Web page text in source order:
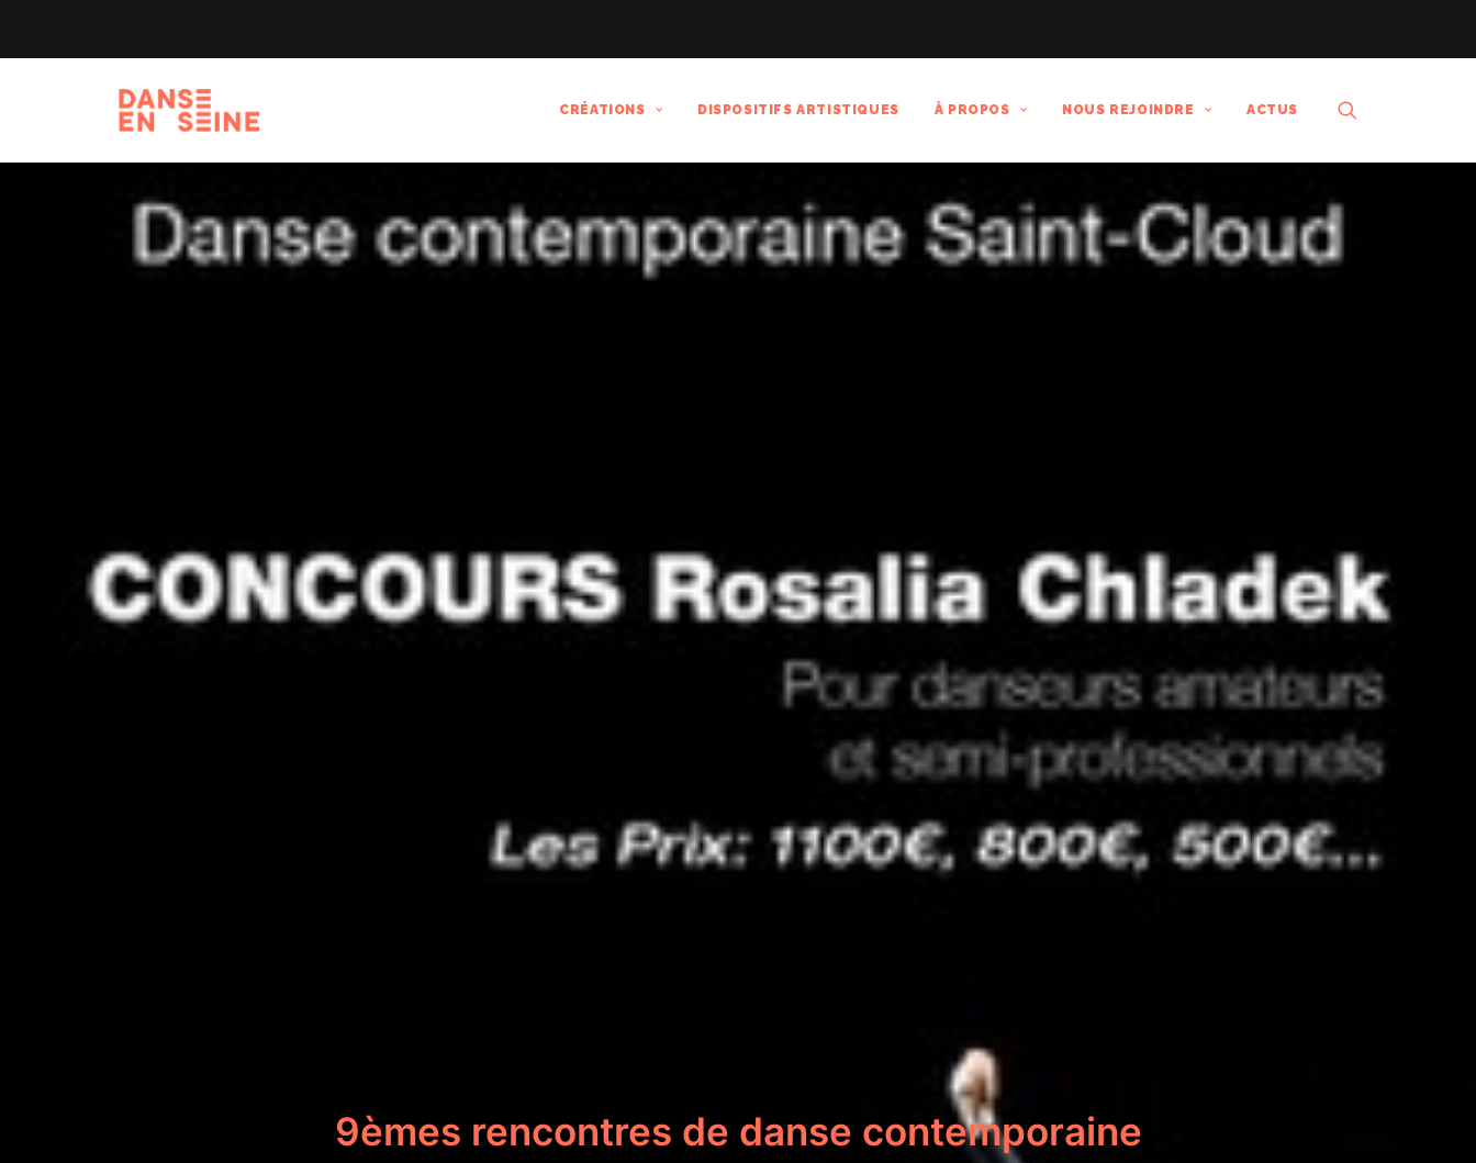
CRÉATIONS DISPOSITIFS ARTISTIQUES À PROPOS NOUS REJOINDRE ACTUS
9èmes rencontres de danse contemporaine